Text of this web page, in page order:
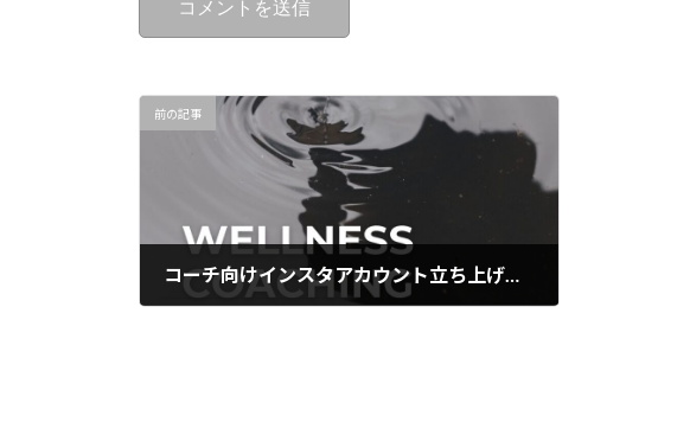
前の記事
コーチ向けインスタアカウント立ち上げました